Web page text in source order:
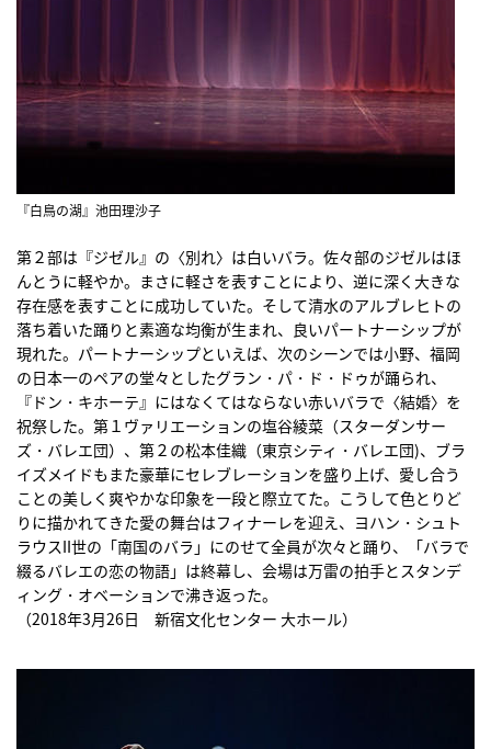
『白鳥の湖』池田理沙子
第２部は『ジゼル』の〈別れ〉は白いバラ。佐々部のジゼルはほ
んとうに軽やか。まさに軽さを表すことにより、逆に深く大きな
存在感を表すことに成功していた。そして清水のアルブレヒトの
落ち着いた踊りと素適な均衡が生まれ、良いパートナーシップが
現れた。パートナーシップといえば、次のシーンでは小野、福岡
の日本一のペアの堂々としたグラン・パ・ド・ドゥが踊られ、
『ドン・キホーテ』にはなくてはならない赤いバラで〈結婚〉を
祝祭した。第１ヴァリエーションの塩谷綾菜（スターダンサー
ズ・バレエ団）、第２の松本佳織（東京シティ・バレエ団)、ブラ
イズメイドもまた豪華にセレブレーションを盛り上げ、愛し合う
ことの美しく爽やかな印象を一段と際立てた。こうして色とりど
りに描かれてきた愛の舞台はフィナーレを迎え、ヨハン・シュト
ラウスII世の「南国のバラ」にのせて全員が次々と踊り、「バラで
綴るバレエの恋の物語」は終幕し、会場は万雷の拍手とスタンデ
ィング・オベーションで沸き返った。
（2018年3月26日 新宿文化センター 大ホール）